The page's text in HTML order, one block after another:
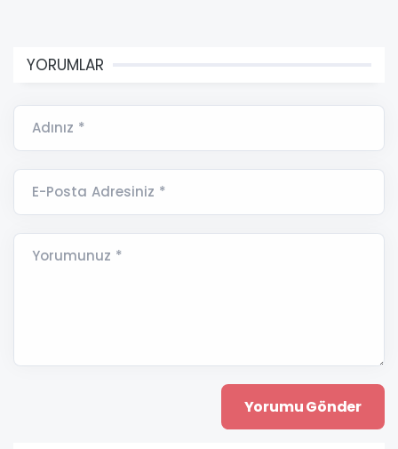
YORUMLAR
Adınız *
E-Posta Adresiniz *
Yorumunuz *